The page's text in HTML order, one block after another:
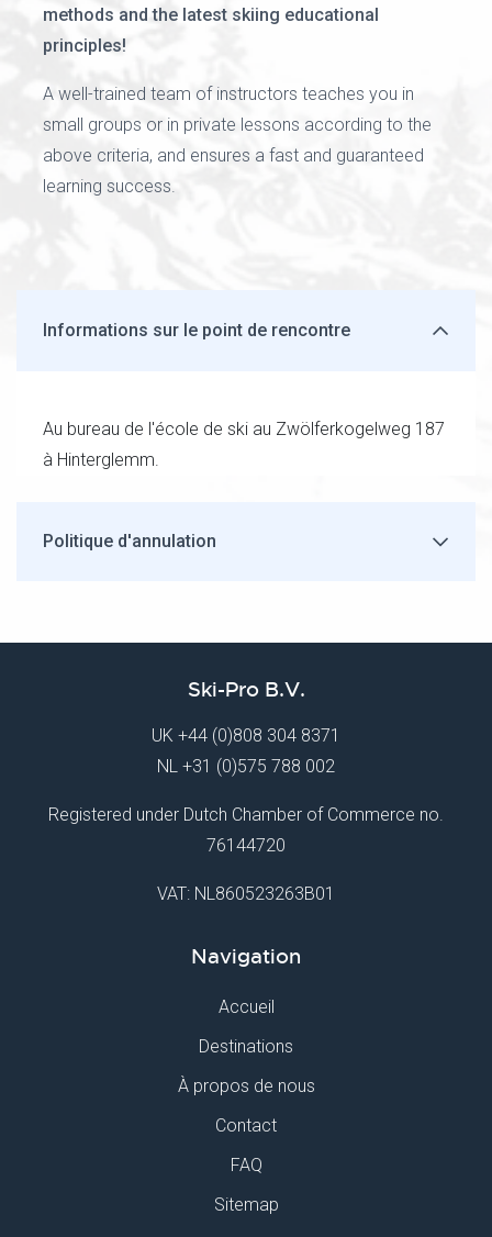
methods and the latest skiing educational
principles!
A well-trained team of instructors teaches you in
small groups or in private lessons according to the
above criteria, and ensures a fast and guaranteed
learning success.
Informations sur le point de rencontre
Au bureau de l'école de ski au Zwölferkogelweg 187
à Hinterglemm.
Politique d'annulation
Ski-Pro B.V.
UK +44 (0)808 304 8371
NL +31 (0)575 788 002
Registered under Dutch Chamber of Commerce no.
76144720
VAT: NL860523263B01
Navigation
Accueil
Destinations
À propos de nous
Contact
FAQ
Sitemap